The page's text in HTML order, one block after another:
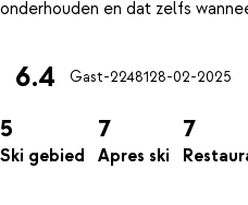
6.4 Gast-2248128-02-2025
5
Ski gebied
7
Apres ski
7